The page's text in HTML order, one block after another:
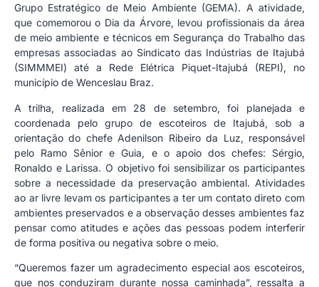
Grupo Estratégico de Meio Ambiente (GEMA). A atividade,
que comemorou o Dia da Árvore, levou profissionais da área
de meio ambiente e técnicos em Segurança do Trabalho das
empresas associadas ao Sindicato das Indústrias de Itajubá
(SIMMMEI) até a Rede Elétrica Piquet-Itajubá (REPI), no
município de Wenceslau Braz.
A trilha, realizada em 28 de setembro, foi planejada e
coordenada pelo grupo de escoteiros de Itajubá, sob a
orientação do chefe Adenilson Ribeiro da Luz, responsável
pelo Ramo Sênior e Guia, e o apoio dos chefes: Sérgio,
Ronaldo e Larissa. O objetivo foi sensibilizar os participantes
sobre a necessidade da preservação ambiental. Atividades
ao ar livre levam os participantes a ter um contato direto com
ambientes preservados e a observação desses ambientes faz
pensar como atitudes e ações das pessoas podem interferir
de forma positiva ou negativa sobre o meio.
“Queremos fazer um agradecimento especial aos escoteiros,
que nos conduziram durante nossa caminhada”, ressalta a